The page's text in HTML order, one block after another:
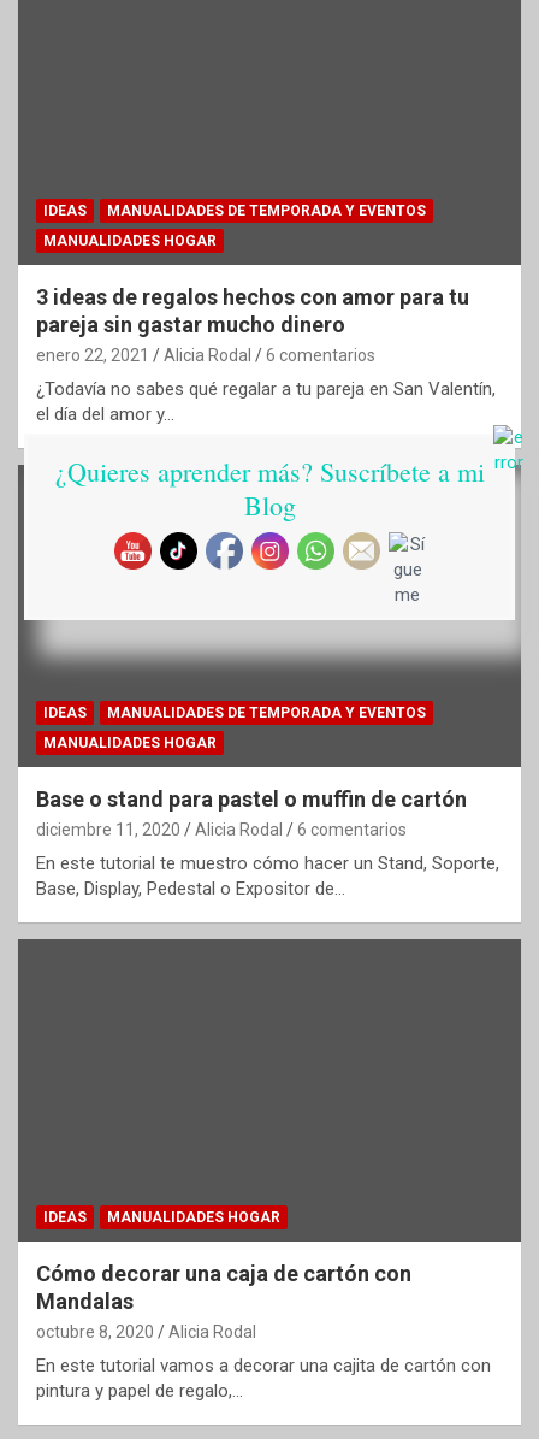
IDEAS
MANUALIDADES DE TEMPORADA Y EVENTOS
MANUALIDADES HOGAR
3 ideas de regalos hechos con amor para tu
pareja sin gastar mucho dinero
enero 22, 2021 Alicia Rodal 6 comentarios
¿Todavía no sabes qué regalar a tu pareja en San Valentín,
el día del amor y…
IDEAS
MANUALIDADES DE TEMPORADA Y EVENTOS
MANUALIDADES HOGAR
Base o stand para pastel o muffin de cartón
diciembre 11, 2020 Alicia Rodal 6 comentarios
En este tutorial te muestro cómo hacer un Stand, Soporte,
Base, Display, Pedestal o Expositor de…
IDEAS MANUALIDADES HOGAR
Cómo decorar una caja de cartón con
Mandalas
octubre 8, 2020 Alicia Rodal
En este tutorial vamos a decorar una cajita de cartón con
pintura y papel de regalo,…
¿Quieres aprender más? Suscríbete a mi
Blog